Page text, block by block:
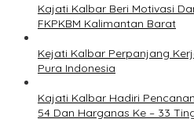
Kajati Kalbar Beri Motivasi
FKPKBM Kalimantan Barat
Kejati Kalbar Perpanjang
Pura Indonesia
Kajati Kalbar Hadiri
54 Dan Harganas Ke – 33